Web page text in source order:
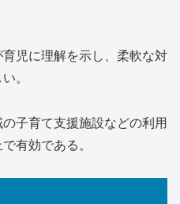
児に理解を示し、柔軟な対
。
子育て支援施設などの利用
有効である。